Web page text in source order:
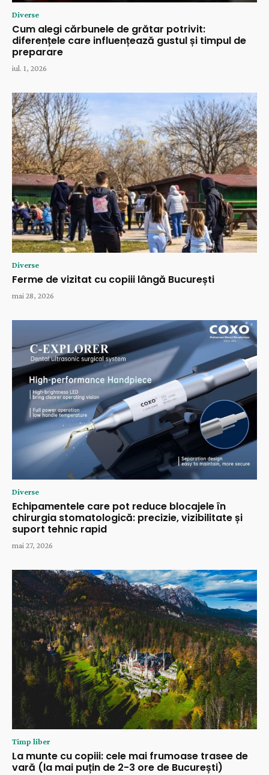
Diverse
Cum alegi cărbunele de grătar potrivit:
diferențele care influențează gustul și timpul de
preparare
iul. 1, 2026
Diverse
Ferme de vizitat cu copiii lângă București
mai 28, 2026
Diverse
Echipamentele care pot reduce blocajele în
chirurgia stomatologică: precizie, vizibilitate și
suport tehnic rapid
mai 27, 2026
Timp liber
La munte cu copiii: cele mai frumoase trasee de
vară (la mai puțin de 2-3 ore de București)